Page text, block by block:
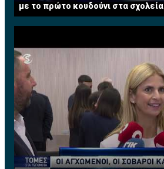
με το πρώτο κουδούνι στα σχολεία